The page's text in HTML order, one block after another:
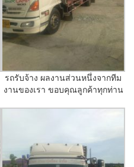
รถรับจ้าง ผลงานส่วนหนึ่งจากทีม
งานของเรา ขอบคุณลูกค้าทุกท่าน